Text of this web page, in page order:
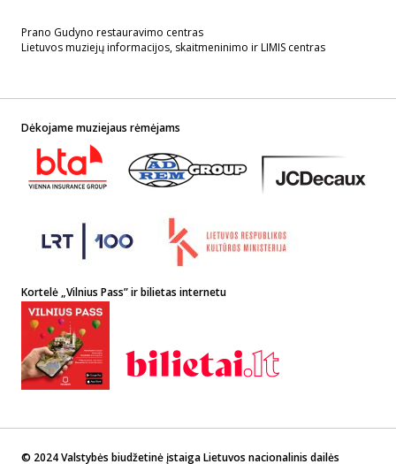
Prano Gudyno restauravimo centras
Lietuvos muziejų informacijos, skaitmeninimo ir LIMIS centras
Dėkojame muziejaus rėmėjams
Kortelė „Vilnius Pass” ir bilietas internetu
© 2024 Valstybės biudžetinė įstaiga Lietuvos nacionalinis dailės